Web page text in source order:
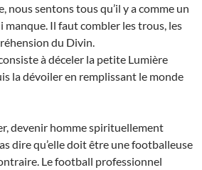
nous sentons tous qu’il y a comme un
manque. Il faut combler les trous, les
du Divin.
à déceler la petite Lumière
la dévoiler en remplissant le monde
devenir homme spirituellement
dire qu’elle doit être une footballeuse
Le football professionnel